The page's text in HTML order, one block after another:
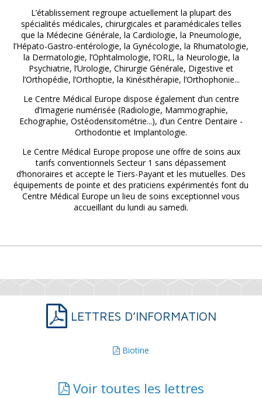
L’établissement regroupe actuellement la plupart des
spécialités médicales, chirurgicales et paramédicales telles
que la Médecine Générale, la Cardiologie, la Pneumologie,
l’Hépato-Gastro-entérologie, la Gynécologie, la Rhumatologie,
la Dermatologie, l’Ophtalmologie, l’ORL, la Neurologie, la
Psychiatrie, l’Urologie, Chirurgie Générale, Digestive et
l’Orthopédie, l’Orthoptie, la Kinésithérapie, l’Orthophonie...
Le Centre Médical Europe dispose également d’un centre
d’Imagerie numérisée (Radiologie, Mammographie,
Echographie, Ostéodensitométrie...), d’un Centre Dentaire -
Orthodontie et Implantologie.
Le Centre Médical Europe propose une offre de soins aux
tarifs conventionnels Secteur 1 sans dépassement
d’honoraires et accepte le Tiers-Payant et les mutuelles. Des
équipements de pointe et des praticiens expérimentés font du
Centre Médical Europe un lieu de soins exceptionnel vous
accueillant du lundi au samedi.
LETTRES D’INFORMATION
Biotine
Voir toutes les lettres